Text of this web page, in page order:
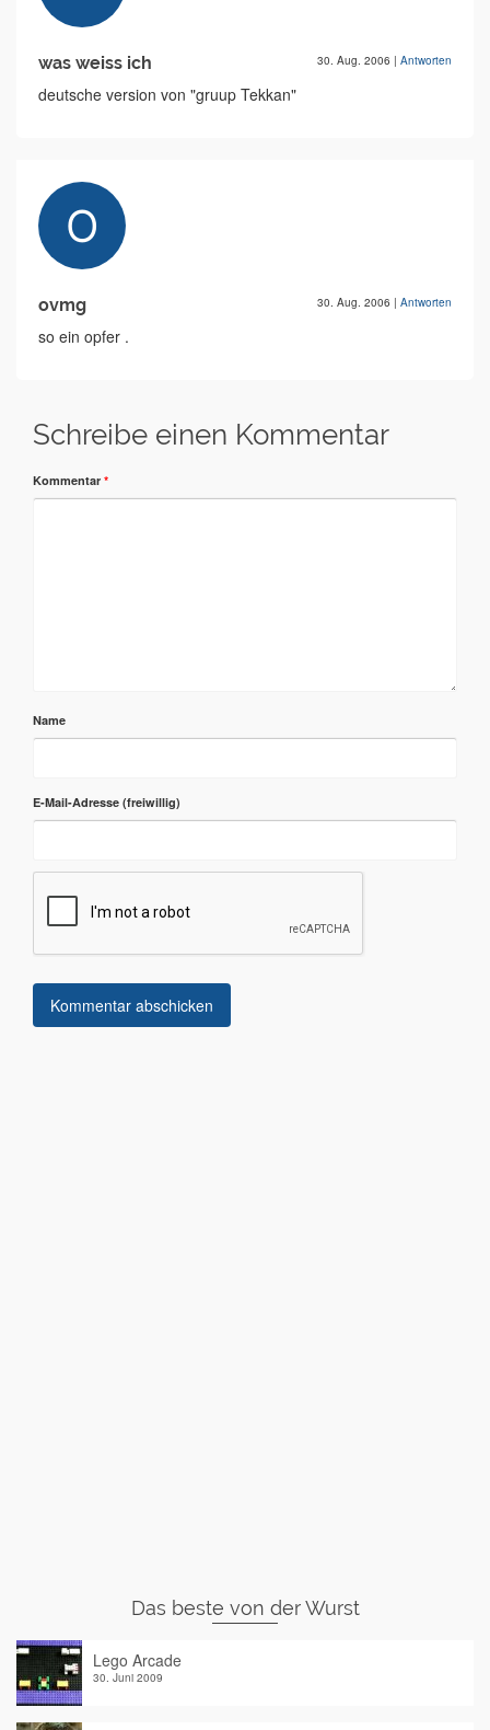
was weiss ich 30. Aug. 2006 | Antworten
deutsche version von "gruup Tekkan"
ovmg 30. Aug. 2006 | Antworten
so ein opfer .
Schreibe einen Kommentar
Kommentar *
Name
E-Mail-Adresse
Das beste von der Wurst
Lego Arcade
30. Juni 2009